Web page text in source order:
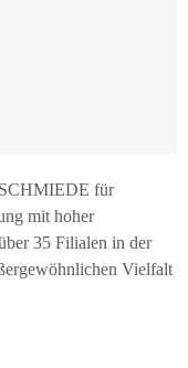
für
mit hoher
35 Filialen in der
Vielfalt